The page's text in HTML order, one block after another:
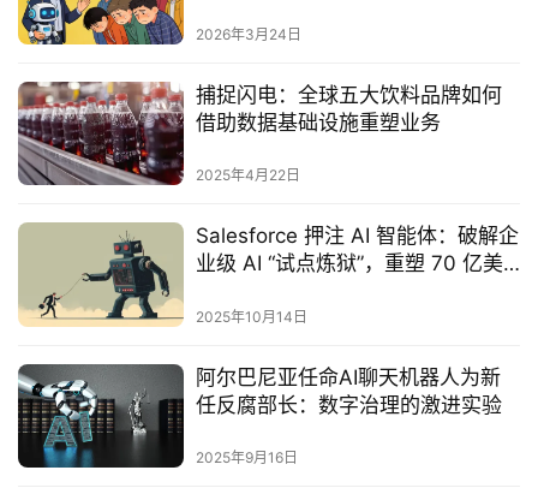
2026年3月24日
捕捉闪电：全球五大饮料品牌如何
借助数据基础设施重塑业务
2025年4月22日
Salesforce 押注 AI 智能体：破解企
业级 AI “试点炼狱”，重塑 70 亿美
2025年10月14日
阿尔巴尼亚任命AI聊天机器人为新
任反腐部长：数字治理的激进实验‌
2025年9月16日